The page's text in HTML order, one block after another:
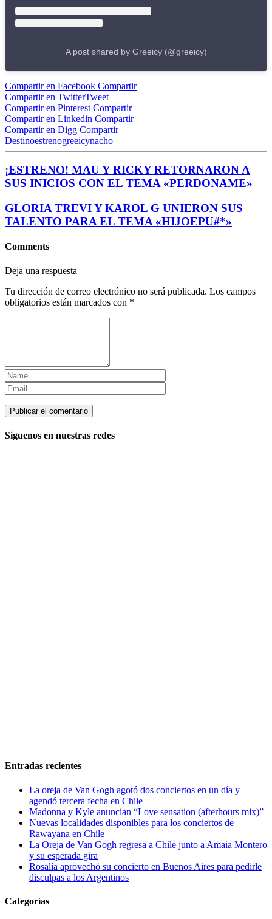
A post shared by Greeicy (@greeicy)
Compartir en Facebook Compartir
Compartir en TwitterTweet
Compartir en Pinterest Compartir
Compartir en Linkedin Compartir
Compartir en Digg Compartir
Destinoestrenogreeicynacho
¡ESTRENO! MAU Y RICKY RETORNARON A
SUS INICIOS CON EL TEMA «PERDONAME»
GLORIA TREVI Y KAROL G UNIERON SUS
TALENTO PARA EL TEMA «HIJOEPU#*»
Comments
Deja una respuesta
Tu dirección de correo electrónico no será publicada. Los campos
obligatorios están marcados con *
Siguenos en nuestras redes
Entradas recientes
La oreja de Van Gogh agotó dos conciertos en un día y
agendó tercera fecha en Chile
Madonna y Kyle anuncian “Love sensation (afterhours mix)”
Nuevas localidades disponibles para los conciertos de
Rawayana en Chile
La Oreja de Van Gogh regresa a Chile junto a Amaia Montero
y su esperada gira
Rosalía aprovechó su concierto en Buenos Aires para pedirle
disculpas a los Argentinos
Categorías